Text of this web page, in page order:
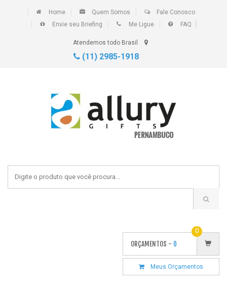
Home Quem Somos
Fale Conosco
Envie seu Briefing
Me Ligue FAQ
Atendemos todo Brasil
(11) 2985-1918
ORÇAMENTOS - 0
0
Meus Orçamentos